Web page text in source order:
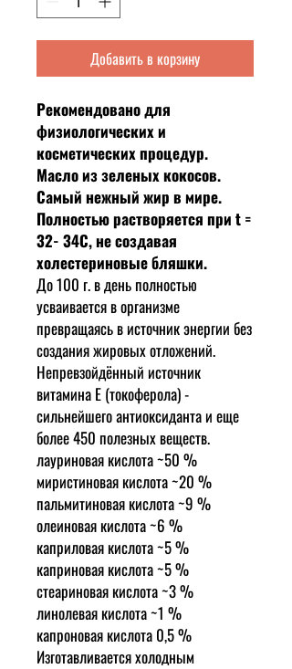
Добавить в корзину
Рекомендовано для
физиологических и
косметических процедур.
Масло из зеленых кокосов.
Самый нежный жир в мире.
Полностью растворяется при t =
32- 34C, не создавая
холестериновые бляшки.
До 100 г. в день полностью
усваивается в организме
превращаясь в источник энергии без
создания жировых отложений.
Непревзойдённый источник
витамина Е (токоферола) -
сильнейшего антиоксиданта и еще
более 450 полезных веществ.
лауриновая кислота ~50 %
миристиновая кислота ~20 %
пальмитиновая кислота ~9 %
олеиновая кислота ~6 %
каприловая кислота ~5 %
каприновая кислота ~5 %
стеариновая кислота ~3 %
линолевая кислота ~1 %
капроновая кислота 0,5 %
Изготавливается холодным